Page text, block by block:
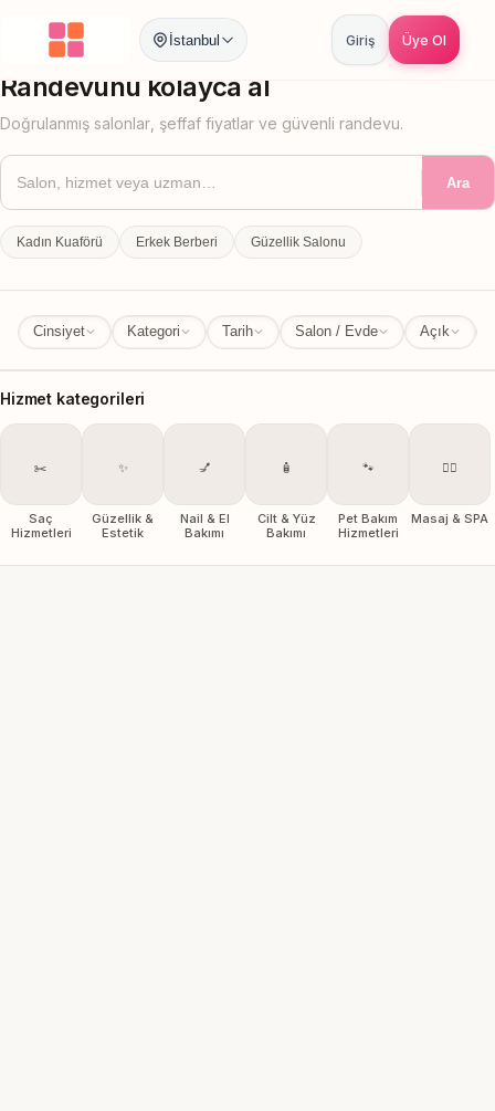
İstanbul Giriş Üye Ol
İstanbul
Randevunu kolayca al
Doğrulanmış salonlar, şeffaf fiyatlar ve güvenli randevu.
Ara
Kadın Kuaförü Erkek Berberi Güzellik Salonu
Cinsiyet Kategori Tarih Salon / Evde Açık
Hizmet kategorileri
✂️
Saç
Hizmetleri
✨
Güzellik &
Estetik
💅
Nail & El
Bakımı
🧴
Cilt & Yüz
Bakımı
🐾
Pet Bakım
Hizmetleri
💆‍♀️
Masaj & SPA